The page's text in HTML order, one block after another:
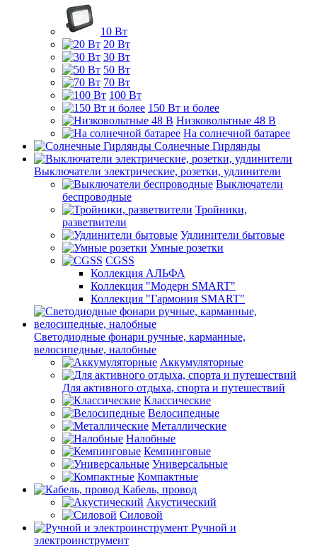
10 Вт
20 Вт
30 Вт
50 Вт
70 Вт
100 Вт
150 Вт и более
Низковольтные 48 В
На солнечной батарее
Солнечные Гирлянды
Выключатели электрические, розетки, удлинители
Выключатели
беспроводные
Тройники,
разветвители
Удлинители бытовые
Умные розетки
CGSS
Коллекция АЛЬФА
Коллекция "Модерн SMART"
Коллекция "Гармония SMART"
Светодиодные фонари ручные, карманные,
велосипедные, налобные
Аккумуляторные
Для активного отдыха, спорта и путешествий
Классические
Велосипедные
Металлические
Налобные
Кемпинговые
Универсальные
Компактные
Кабель, провод
Акустический
Силовой
Ручной и
электроинструмент